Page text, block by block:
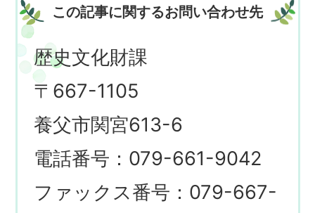
この記事に関するお問い合わせ先
歴史文化財課
〒667-1105
養父市関宮613-6
電話番号：079-661-9042
ファックス番号：079-667-